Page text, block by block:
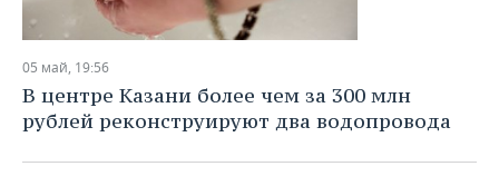
ФИГУРНОЕ КАТАНИЕ
ВОДНЫЕ ВИДЫ СПОРТА
МЕДИЦИНА
ОБРАЗОВАНИЕ
05 май, 19:56
В центре Казани более чем за 300 млн
рублей реконструируют два водопровода